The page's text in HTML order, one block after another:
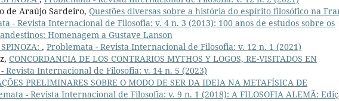
de Araújo Sardeiro, Questões diversas sobre a história do espírito filosófico na
- Revista Internacional de Filosofia: v. 4 n. 3 (2013): 100 anos de estudos sobre os
Homenagem a Gustave Lanson
, Problemata - Revista Internacional de Filosofia: v. 12 n. 1 (2021)
CONCORDANCIA DE LOS CONTRARIOS MYTHOS Y LOGOS, RE-VISITADOS EN
Revista Internacional de Filosofia: v. 14 n. 5 (2023)
PRELIMINARES SOBRE O MODO DE SER DA IDEIA NA METAFÍSICA DE
- Revista Internacional de Filosofia: v. 9 n. 1 (2018): A FILOSOFIA ALEMÃ: